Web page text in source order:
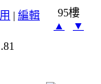
| 編輯
95樓
▲
▼